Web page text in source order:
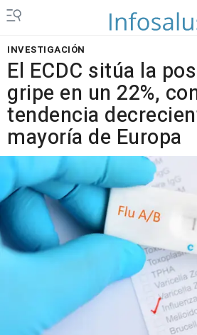
INVESTIGACIÓN
El ECDC sitúa la
gripe en un 22%,
tendencia
mayoría de Europa